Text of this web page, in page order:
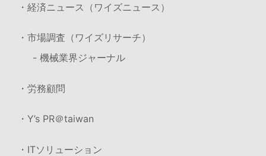
・経済ニュース（ワイズニュース）
・市場調査（ワイズリサーチ）
- 機械業界ジャーナル
・労務顧問
・Y’s PR＠taiwan
・ITソリューション